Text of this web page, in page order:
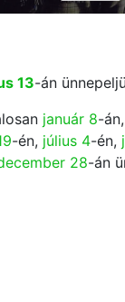
13-án
január 8-án,
-én, július 4-én,
28-án